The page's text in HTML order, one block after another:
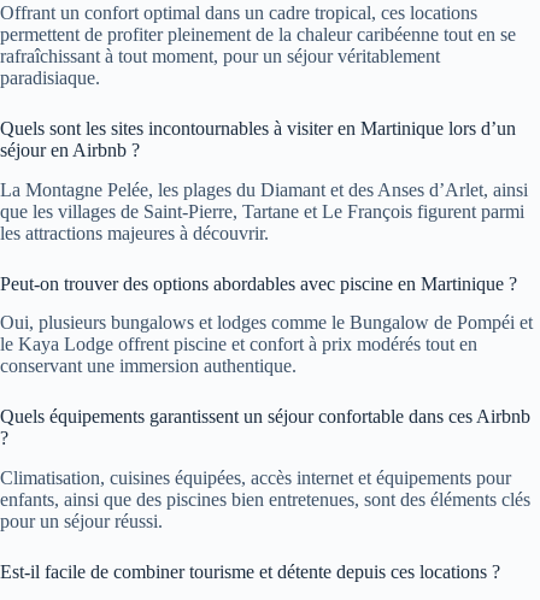
Offrant un confort optimal dans un cadre tropical, ces locations
permettent de profiter pleinement de la chaleur caribéenne tout en se
rafraîchissant à tout moment, pour un séjour véritablement
paradisiaque.
Quels sont les sites incontournables à visiter en Martinique lors d’un
séjour en Airbnb ?
La Montagne Pelée, les plages du Diamant et des Anses d’Arlet, ainsi
que les villages de Saint-Pierre, Tartane et Le François figurent parmi
les attractions majeures à découvrir.
Peut-on trouver des options abordables avec piscine en Martinique ?
Oui, plusieurs bungalows et lodges comme le Bungalow de Pompéi et
le Kaya Lodge offrent piscine et confort à prix modérés tout en
conservant une immersion authentique.
Quels équipements garantissent un séjour confortable dans ces Airbnb
?
Climatisation, cuisines équipées, accès internet et équipements pour
enfants, ainsi que des piscines bien entretenues, sont des éléments clés
pour un séjour réussi.
Est-il facile de combiner tourisme et détente depuis ces locations ?